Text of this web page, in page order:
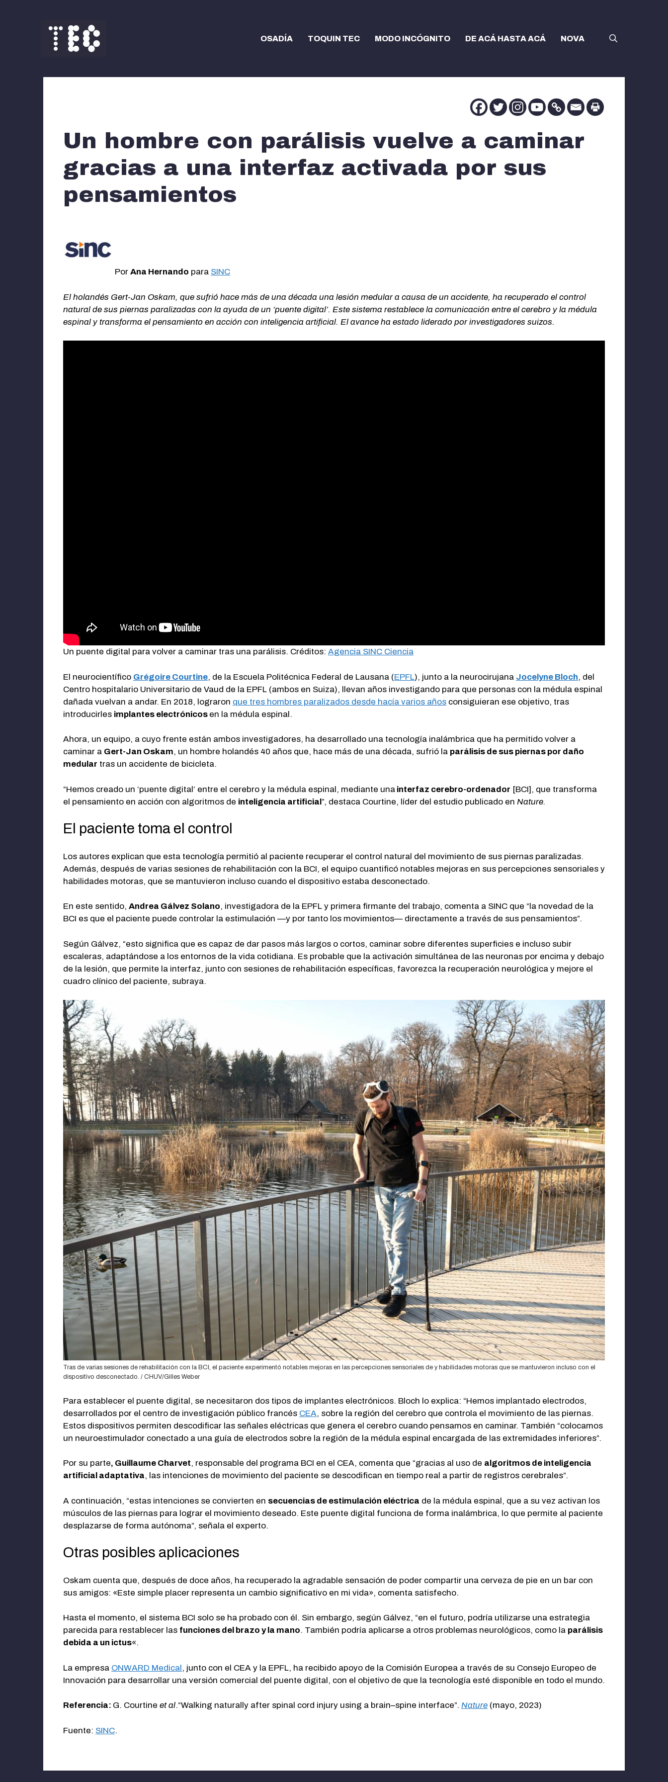
OSADÍA TOQUIN TEC MODO INCÓGNITO DE ACÁ HASTA ACÁ NOVA
Un hombre con parálisis vuelve a caminar
gracias a una interfaz activada por sus
pensamientos
Por Ana Hernando para SINC
El holandés Gert-Jan Oskam, que sufrió hace más de una década una lesión medular a causa de un accidente, ha recuperado el control
natural de sus piernas paralizadas con la ayuda de un ‘puente digital’. Este sistema restablece la comunicación entre el cerebro y la médula
espinal y transforma el pensamiento en acción con inteligencia artificial. El avance ha estado liderado por investigadores suizos.
Un puente digital para volver a caminar tras una parálisis. Créditos: Agencia SINC Ciencia
El neurocientífico Grégoire Courtine, de la Escuela Politécnica Federal de Lausana (EPFL), junto a la neurocirujana Jocelyne Bloch, del
Centro hospitalario Universitario de Vaud de la EPFL (ambos en Suiza), llevan años investigando para que personas con la médula espinal
dañada vuelvan a andar. En 2018, lograron que tres hombres paralizados desde hacía varios años consiguieran ese objetivo, tras
introducirles implantes electrónicos en la médula espinal.
Ahora, un equipo, a cuyo frente están ambos investigadores, ha desarrollado una tecnología inalámbrica que ha permitido volver a
caminar a Gert-Jan Oskam, un hombre holandés 40 años que, hace más de una década, sufrió la parálisis de sus piernas por daño
medular tras un accidente de bicicleta.
“Hemos creado un ‘puente digital’ entre el cerebro y la médula espinal, mediante una interfaz cerebro-ordenador [BCI], que transforma
el pensamiento en acción con algoritmos de inteligencia artificial”, destaca Courtine, líder del estudio publicado en Nature.
El paciente toma el control
Los autores explican que esta tecnología permitió al paciente recuperar el control natural del movimiento de sus piernas paralizadas.
Además, después de varias sesiones de rehabilitación con la BCI, el equipo cuantificó notables mejoras en sus percepciones sensoriales y
habilidades motoras, que se mantuvieron incluso cuando el dispositivo estaba desconectado.
En este sentido, Andrea Gálvez Solano, investigadora de la EPFL y primera firmante del trabajo, comenta a SINC que “la novedad de la
BCI es que el paciente puede controlar la estimulación —y por tanto los movimientos— directamente a través de sus pensamientos”.
Según Gálvez, “esto significa que es capaz de dar pasos más largos o cortos, caminar sobre diferentes superficies e incluso subir
escaleras, adaptándose a los entornos de la vida cotidiana. Es probable que la activación simultánea de las neuronas por encima y debajo
de la lesión, que permite la interfaz, junto con sesiones de rehabilitación específicas, favorezca la recuperación neurológica y mejore el
cuadro clínico del paciente, subraya.
Tras de varias sesiones de rehabilitación con la BCI, el paciente experimentó notables mejoras en las percepciones sensoriales de y habilidades motoras que se mantuvieron incluso con el
dispositivo desconectado. / CHUV/Gilles Weber
Para establecer el puente digital, se necesitaron dos tipos de implantes electrónicos. Bloch lo explica: “Hemos implantado electrodos,
desarrollados por el centro de investigación público francés CEA, sobre la región del cerebro que controla el movimiento de las piernas.
Estos dispositivos permiten descodificar las señales eléctricas que genera el cerebro cuando pensamos en caminar. También “colocamos
un neuroestimulador conectado a una guía de electrodos sobre la región de la médula espinal encargada de las extremidades inferiores”.
Por su parte, Guillaume Charvet, responsable del programa BCI en el CEA, comenta que “gracias al uso de algoritmos de inteligencia
artificial adaptativa, las intenciones de movimiento del paciente se descodifican en tiempo real a partir de registros cerebrales”.
A continuación, “estas intenciones se convierten en secuencias de estimulación eléctrica de la médula espinal, que a su vez activan los
músculos de las piernas para lograr el movimiento deseado. Este puente digital funciona de forma inalámbrica, lo que permite al paciente
desplazarse de forma autónoma”, señala el experto.
Otras posibles aplicaciones
Oskam cuenta que, después de doce años, ha recuperado la agradable sensación de poder compartir una cerveza de pie en un bar con
sus amigos: «Este simple placer representa un cambio significativo en mi vida», comenta satisfecho.
Hasta el momento, el sistema BCI solo se ha probado con él. Sin embargo, según Gálvez, “en el futuro, podría utilizarse una estrategia
parecida para restablecer las funciones del brazo y la mano. También podría aplicarse a otros problemas neurológicos, como la parálisis
debida a un ictus«.
La empresa ONWARD Medical, junto con el CEA y la EPFL, ha recibido apoyo de la Comisión Europea a través de su Consejo Europeo de
Innovación para desarrollar una versión comercial del puente digital, con el objetivo de que la tecnología esté disponible en todo el mundo.
Referencia: G. Courtine et al.“Walking naturally after spinal cord injury using a brain–spine interface”. Nature (mayo, 2023)
Fuente: SINC.